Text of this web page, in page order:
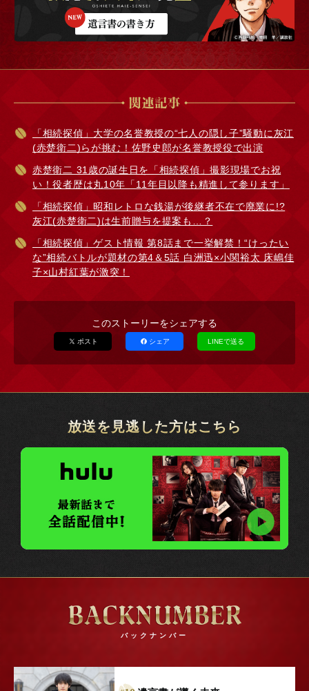
提案でコインパーキングの土地を売ることに決めたケン
ジイ。銭湯の常連客で人当たりの良い青年・飯山
いいやま
聡
（市川知宏）が不動産会社に勤めていたことを思い出し
むことに。
（金澤美穂）と共に、さっそく現地の土壌検査を開
る……が、検査の結果、環境基準値をはるかに超える高
濃度のヒ素が検出されてしまう。実はその土地には、も
ともと『小松材木店』が建っていた。昔は木材の腐敗劣
化防止にヒ素が使われていたため、材木店の跡地ならヒ
素が出ても不思議じゃないと言う飯山。
「相続探偵」大学の名誉教授の“七人の隠し子”騒動に灰江
(赤楚衛二)らが挑む！佐野史郎が名誉教授役で出演
赤楚衛二 31歳の誕生日を「相続探偵」撮影現場でお祝
い！役者歴は丸10年「11年目以降も精進して参ります」
「相続探偵」昭和レトロな銭湯が後継者不在で廃業に!?
灰江(赤楚衛二)は生前贈与を提案も…？
「相続探偵」ゲスト情報 第8話まで一挙解禁！“けったい
な”相続バトルが題材の第4＆5話 白洲迅×小関裕太 床嶋佳
子×山村紅葉が激突！
このストーリーをシェアする
ポスト シェア LINEで送る
放送を見逃した方はこちら
バックナンバー